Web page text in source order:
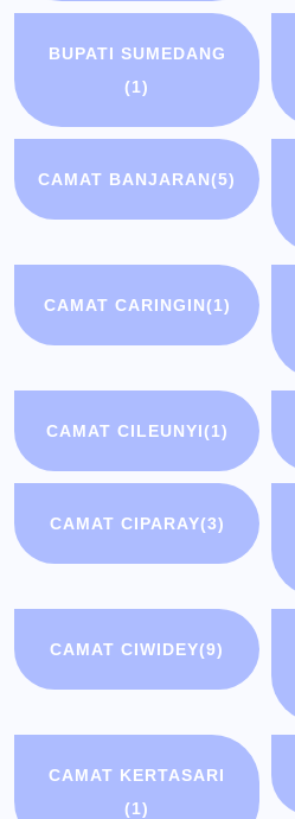
BUPATI SUMEDANG
(1)
CAMAT BANJARAN(5)
CAMAT CARINGIN(1)
CAMAT CILEUNYI(1)
CAMAT CIPARAY(3)
CAMAT CIWIDEY(9)
CAMAT KERTASARI
(1)